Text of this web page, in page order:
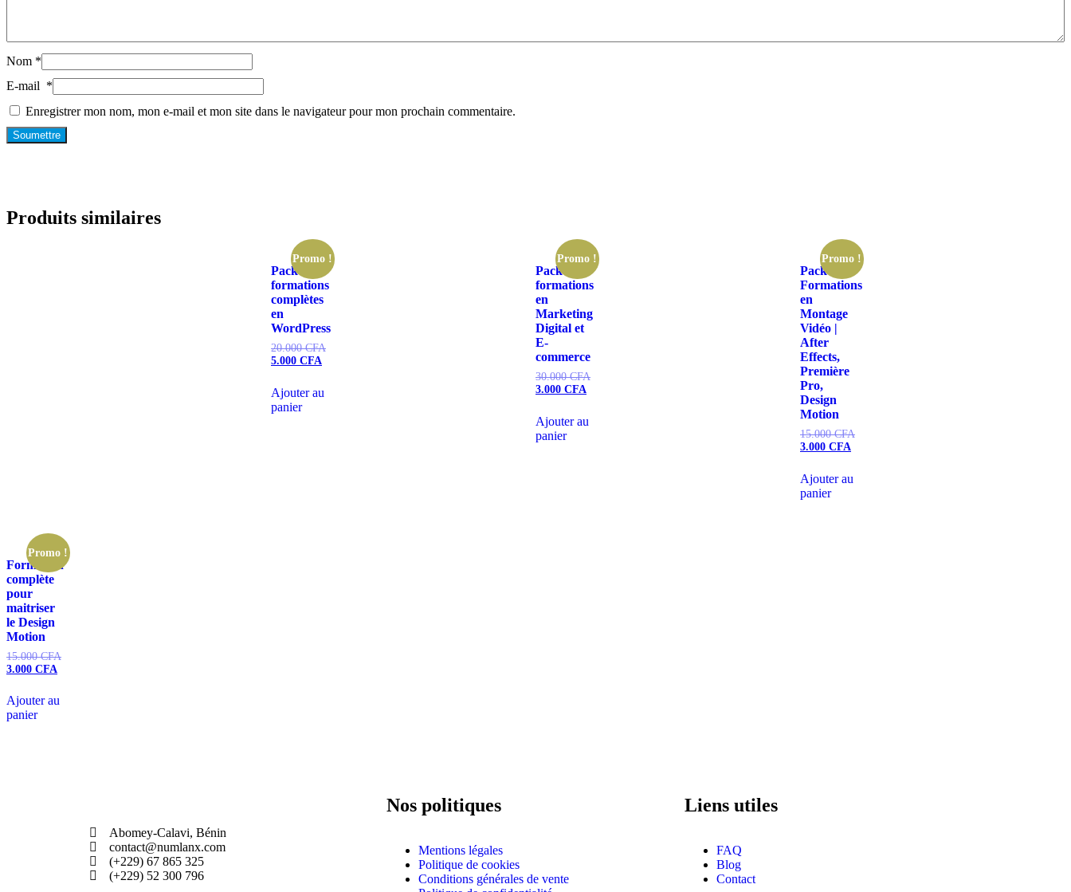
Nom *
E-mail *
Enregistrer mon nom, mon e-mail et mon site dans le navigateur pour mon prochain commentaire.
Produits similaires
Promo !
Pack de
formations
complètes
en
WordPress
20.000CFA
5.000 CFA
Ajouter au
panier
Promo !
Pack de
formations
en
Marketing
Digital et
E-
commerce
30.000CFA
3.000 CFA
Ajouter au
panier
Promo !
Pack de
Formations
en
Montage
Vidéo |
After
Effects,
Première
Pro,
Design
Motion
15.000CFA
3.000 CFA
Ajouter au
panier
Promo !
Formation
complète
pour
maitriser
le Design
Motion
15.000CFA
3.000 CFA
Ajouter au
panier
Abomey-Calavi, Bénin
contact@numlanx.com
(+229) 67 865 325
(+229) 52 300 796
Nos politiques
Mentions légales
Politique de cookies
Conditions générales de vente
Liens utiles
FAQ
Blog
Contact